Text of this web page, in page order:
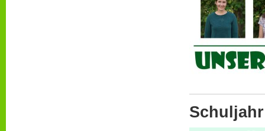
Schuljahr